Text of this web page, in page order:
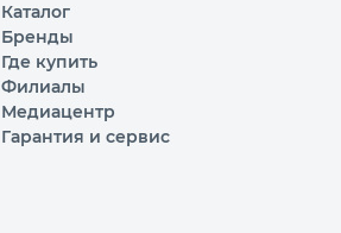
Каталог
Бренды
Где купить
Филиалы
Медиацентр
Гарантия и сервис